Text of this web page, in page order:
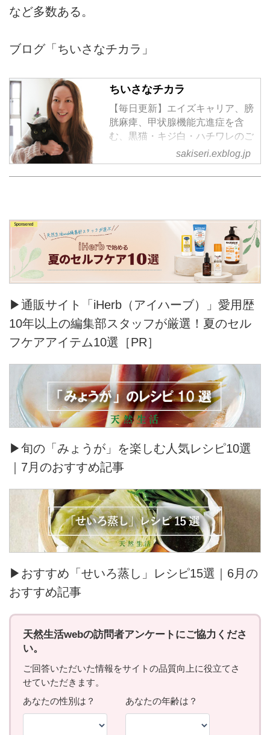
など多数ある。
ブログ「ちいさなチカラ」
ちいさなチカラ
【毎日更新】エイズキャリア、膀
胱麻痺、甲状腺機能亢進症を含
む、黒猫・キジ白・ハチワレのご
きげんさん日記sakiseri.exblog.jp
▶通販サイト「iHerb（アイハーブ）」愛用歴
10年以上の編集部スタッフが厳選！夏のセル
フケアアイテム10選［PR］
▶旬の「みょうが」を楽しむ人気レシピ10選
｜7月のおすすめ記事
▶おすすめ「せいろ蒸し」レシピ15選｜6月の
おすすめ記事